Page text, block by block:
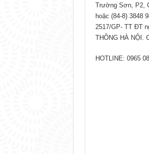
Trường Sơn, P2,
hoặc (84-8) 3848
2517/GP- TT ĐT
THÔNG HÀ NỘI.
HOTLINE: 0965